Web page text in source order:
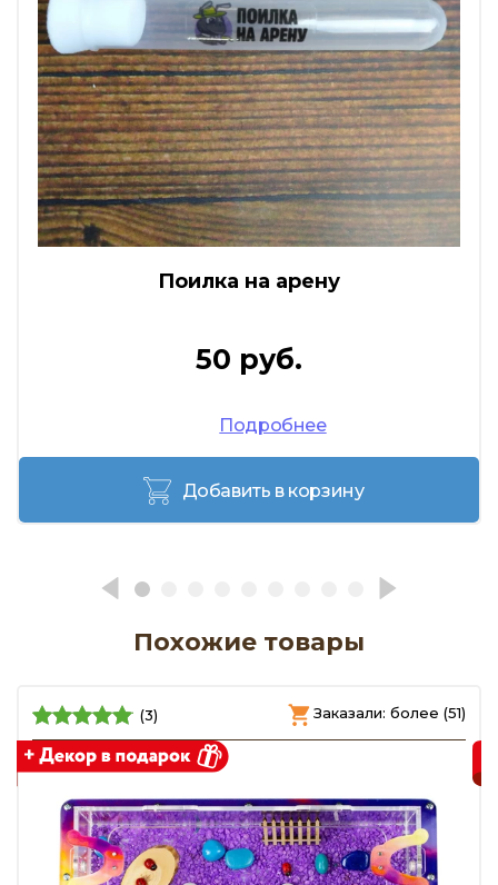
Поилка на арену
50 руб.
Подробнее
Добавить в корзину
Похожие товары
(3) Заказали: более (51)